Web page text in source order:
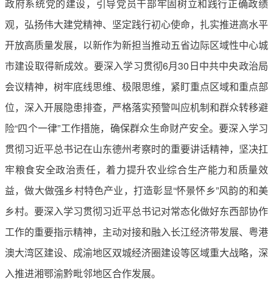
政府系统党的建设，引导党员干部牢固树立和践行正确政绩
观，弘扬伟大建党精神、坚定践行初心使命，扎实推进高水平
开放高质量发展，以新作为新担当推动五省边际区域性中心城
市建设取得新成效。要深入学习贯彻6月30日中共中央政治局
会议精神，树牢底线思维、极限思维，紧盯重点区域和重点部
位，深入开展隐患排查，严格落实预警叫应机制和群众转移避
险“四个一律”工作措施，确保群众生命财产安全。要深入学习
贯彻习近平总书记在山东德州考察时的重要讲话精神，坚决扛
牢粮食安全政治责任，着力提升农业综合生产能力和质量效
益，做大做强乡村特色产业，打造彰显“怀景怀乡”风韵的和美
乡村。要深入学习贯彻习近平总书记对常态化做好东西部协作
工作的重要指示精神，主动对接和融入长江经济带发展、粤港
澳大湾区建设、成渝地区双城经济圈建设等区域重大战略，深
入推进湘鄂渝黔毗邻地区合作发展。